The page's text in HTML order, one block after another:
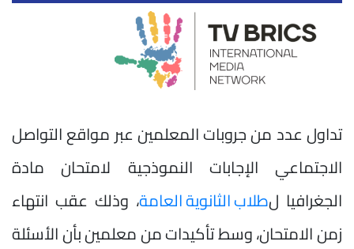
تداول عدد من جروبات المعلمين عبر مواقع التواصل
الاجتماعي الإجابات النموذجية لامتحان مادة
الجغرافيا لطلاب الثانوية العامة، وذلك عقب انتهاء
زمن الامتحان، وسط تأكيدات من معلمين بأن الأسئلة